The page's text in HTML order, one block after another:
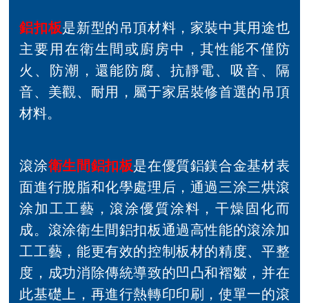
鋁扣板是新型的吊頂材料，家裝中其用途也
主要用在衛生間或廚房中，其性能不僅防
火、防潮，還能防腐、抗靜電、吸音、隔
音、美觀、耐用，屬于家居裝修首選的吊頂
材料。
滾涂衛生間鋁扣板是在優質鋁鎂合金基材表
面進行脫脂和化學處理后，通過三涂三烘滾
涂加工工藝，滾涂優質涂料，干燥固化而
成。滾涂衛生間鋁扣板通過高性能的滾涂加
工工藝，能更有效的控制板材的精度、平整
度，成功消除傳統導致的凹凸和褶皺，并在
此基礎上，再進行熱轉印印刷，使單一的滾